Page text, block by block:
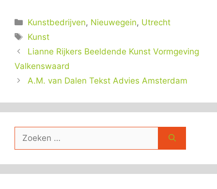
Categorieën
Kunstbedrijven, Nieuwegein, Utrecht
Tags
Kunst
Lianne Rijkers Beeldende Kunst Vormgeving
Valkenswaard
A.M. van Dalen Tekst Advies Amsterdam
naar: